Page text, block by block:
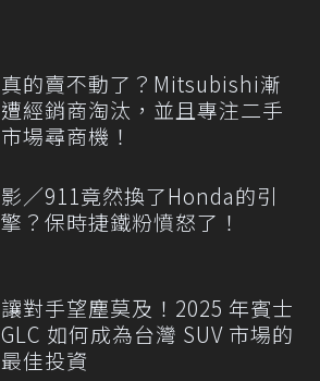
真的賣不動了？Mitsubishi漸
遭經銷商淘汰，並且專注二手
市場尋商機！
影／911竟然換了Honda的引
擎？保時捷鐵粉憤怒了！
讓對手望塵莫及！2025 年賓士
GLC 如何成為台灣 SUV 市場的
最佳投資